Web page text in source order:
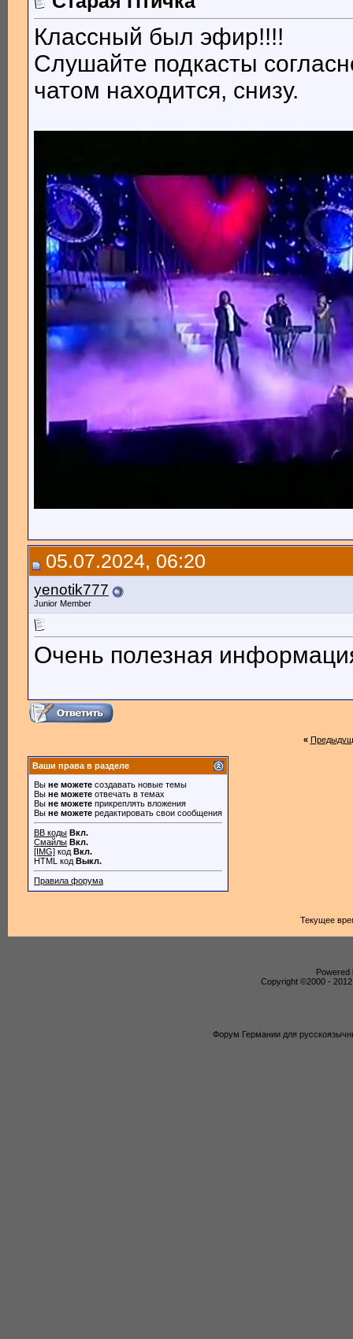
Классный был эфир!!!!
Слушайте подкасты
чатом находится, снизу.
05.07.2024, 06:20
yenotik777
Junior Member
Очень полезная
«
Ваши права в разделе
Вы не можете создавать новые темы
Вы не можете отвечать в темах
Вы не можете прикреплять вложения
Вы не можете редактировать свои сообщения
BB коды Вкл.
Смайлы Вкл.
[IMG] код Вкл.
HTML код Выкл.
Правила форума
Текущее
Powered
Copyright ©2000 -
Форум Германии для